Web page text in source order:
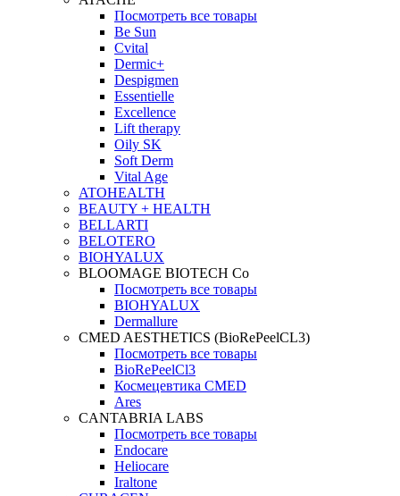
Посмотреть все товары
Be Sun
Cvital
Dermic+
Despigmen
Essentielle
Excellence
Lift therapy
Oily SK
Soft Derm
Vital Age
ATOHEALTH
BEAUTY + HEALTH
BELLARTI
BELOTERO
BIOHYALUX
BLOOMAGE BIOTECH Co
Посмотреть все товары
BIOHYALUX
Dermallure
CMED AESTHETICS (BioRePeelCL3)
Посмотреть все товары
BioRePeelCl3
Космецевтика CMED
Ares
CANTABRIA LABS
Посмотреть все товары
Endocare
Heliocare
Iraltone